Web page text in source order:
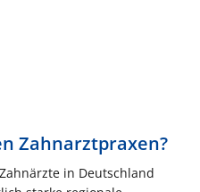
Zahnarztpraxen?
in Deutschland